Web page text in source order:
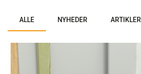
ALLE NYHEDER ARTIKLER